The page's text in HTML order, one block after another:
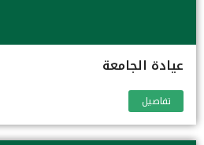
عيادة الجامعة
تفاصيل